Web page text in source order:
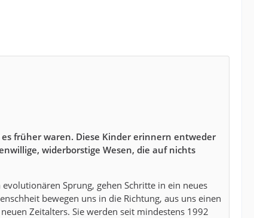
früher waren. Diese Kinder erinnern entweder
widerborstige Wesen, die auf nichts
Sprung, gehen Schritte in ein neues
bewegen uns in die Richtung, aus uns einen
Zeitalters. Sie werden seit mindestens 1992